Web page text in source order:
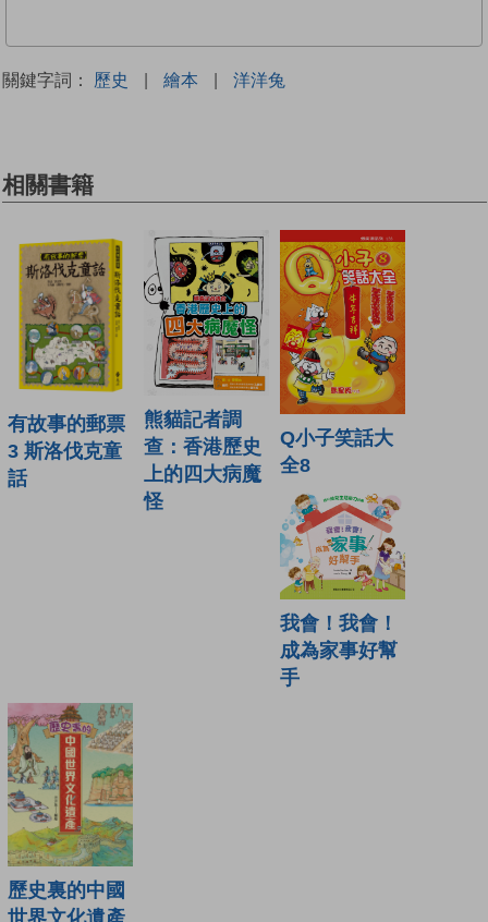
關鍵字詞： 歷史 | 繪本 | 洋洋兔
相關書籍
有故事的郵票
3 斯洛伐克童
話
熊貓記者調
查：香港歷史
上的四大病魔
怪
Q小子笑話大
全8
我會！我會！
成為家事好幫
手
歷史裏的中國